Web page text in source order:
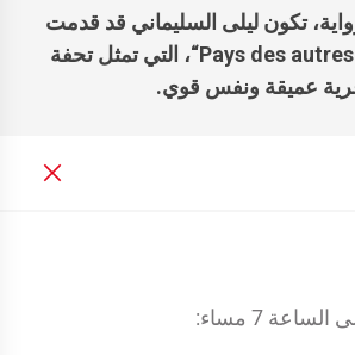
تكون ليلى السليماني قد قدمت
Pays des autres“، التي تمثل تحفة
عميقة ونفس قوي.